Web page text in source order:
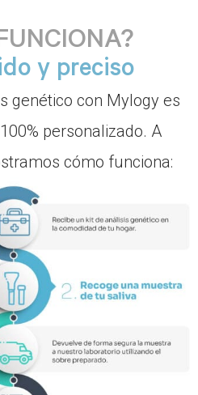
y preciso
genético con Mylogy es
personalizado. A
cómo funciona: